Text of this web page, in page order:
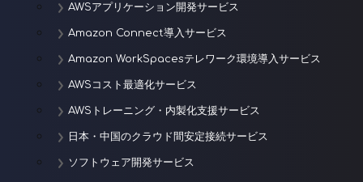
AWSアプリケーション開発サービス
Amazon Connect導入サービス
Amazon WorkSpacesテレワーク環境導入サービス
AWSコスト最適化サービス
AWSトレーニング・内製化支援サービス
日本・中国のクラウド間安定接続サービス
ソフトウェア開発サービス